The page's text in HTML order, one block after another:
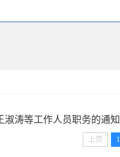
淑涛等工作人员职务的通知
上页 1